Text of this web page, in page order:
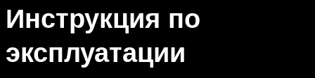
Инструкция по
эксплуатации